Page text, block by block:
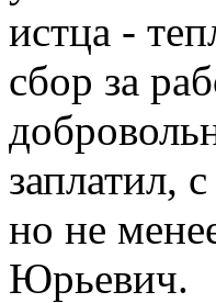
истца -
сбор за
заплатил,
но не
Юрьевич.